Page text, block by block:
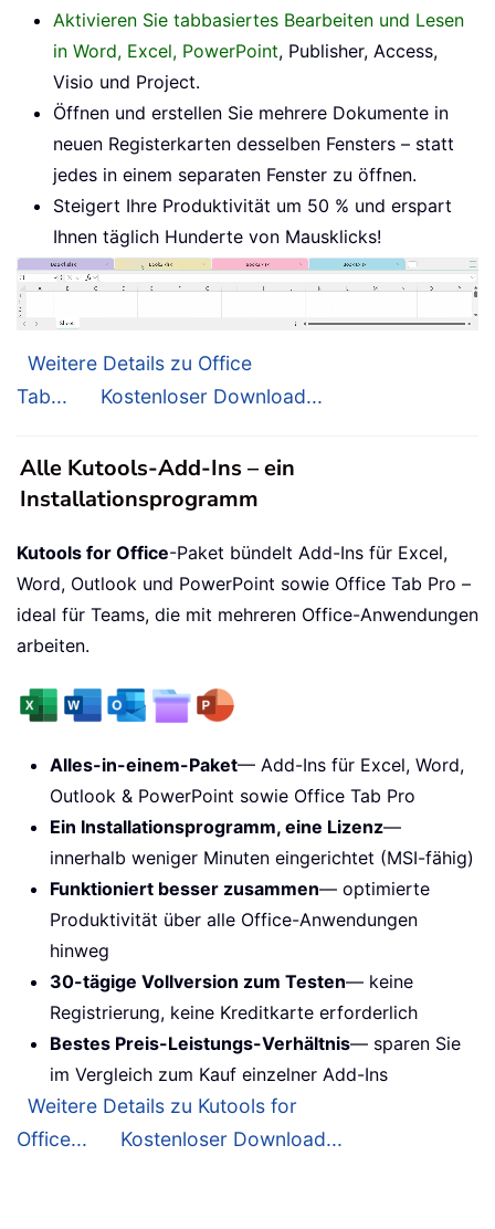
Aktivieren Sie tabbasiertes Bearbeiten und Lesen
in Word, Excel, PowerPoint, Publisher, Access,
Visio und Project.
Öffnen und erstellen Sie mehrere Dokumente in
neuen Registerkarten desselben Fensters – statt
jedes in einem separaten Fenster zu öffnen.
Steigert Ihre Produktivität um 50 % und erspart
Ihnen täglich Hunderte von Mausklicks!
Weitere Details zu Office
Tab...
Kostenloser Download...
Alle Kutools-Add-Ins – ein
Installationsprogramm
Kutools for Office-Paket bündelt Add-Ins für Excel,
Word, Outlook und PowerPoint sowie Office Tab Pro –
ideal für Teams, die mit mehreren Office-Anwendungen
arbeiten.
Alles-in-einem-Paket— Add-Ins für Excel, Word,
Outlook & PowerPoint sowie Office Tab Pro
Ein Installationsprogramm, eine Lizenz—
innerhalb weniger Minuten eingerichtet (MSI-fähig)
Funktioniert besser zusammen— optimierte
Produktivität über alle Office-Anwendungen
hinweg
30-tägige Vollversion zum Testen— keine
Registrierung, keine Kreditkarte erforderlich
Bestes Preis-Leistungs-Verhältnis— sparen Sie
im Vergleich zum Kauf einzelner Add-Ins
Weitere Details zu Kutools for
Office...
Kostenloser Download...